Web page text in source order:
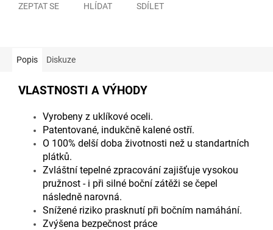
ZEPTAT SE HLÍDAT SDÍLET
Popis Diskuze
VLASTNOSTI A VÝHODY
Vyrobeny z uklíkové oceli.
Patentované, indukčně kalené ostří.
O 100% delší doba životnosti než u standartních
plátků.
Zvláštní tepelné zpracování zajišťuje vysokou
pružnost - i při silné boční zátěži se čepel
následně narovná.
Snížené riziko prasknutí při bočním namáhání.
Zvýšena bezpečnost práce